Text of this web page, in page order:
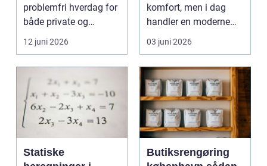
problemfri hverdag for
både private og
virksomheder, de...
12 juni 2026
komfort, men i dag
handler en moderne
elevator lige så meg...
03 juni 2026
Statiske
Butiksrengøring